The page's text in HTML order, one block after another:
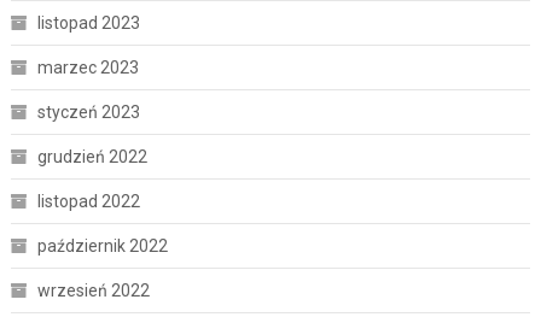
listopad 2023
marzec 2023
styczeń 2023
grudzień 2022
listopad 2022
październik 2022
wrzesień 2022